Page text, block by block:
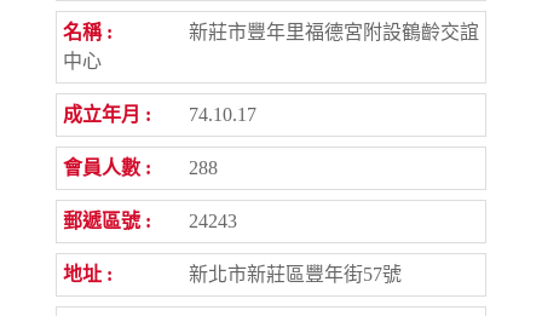
新莊市豐年里福德宮附設鶴齡交誼
中心
74.10.17
288
24243
新北市新莊區豐年街57號